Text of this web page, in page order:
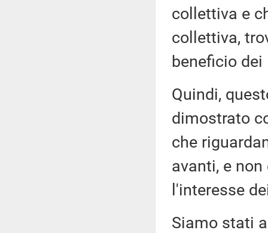
collettiva e
collettiva,
beneficio
Quindi,
dimostrato
che
avanti, e
l'interesse
Siamo stati